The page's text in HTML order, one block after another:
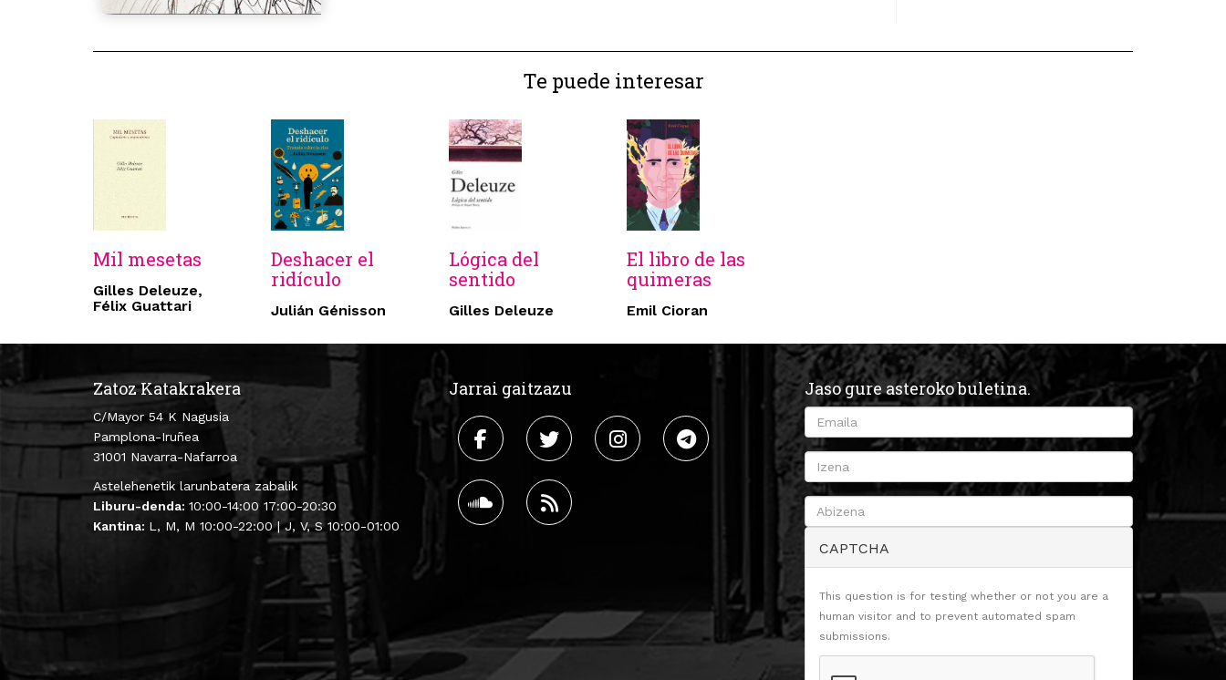
Te puede interesar
Mil mesetas
Gilles Deleuze,
Félix Guattari
Deshacer el
ridículo
Julián Génisson
Lógica del
sentido
Gilles Deleuze
El libro de las
quimeras
Emil Cioran
Zatoz Katakrakera
C/Mayor 54 K Nagusia
Pamplona-Iruñea
31001 Navarra-Nafarroa
Astelehenetik larunbatera zabalik
Liburu-denda: 10:00-14:00 17:00-20:30
Kantina: L, M, M 10:00-22:00 | J, V, S 10:00-01:00
Jarrai gaitzazu Jaso gure asteroko buletina.
CAPTCHA
This question is for testing whether or not you are a
human visitor and to prevent automated spam
submissions.